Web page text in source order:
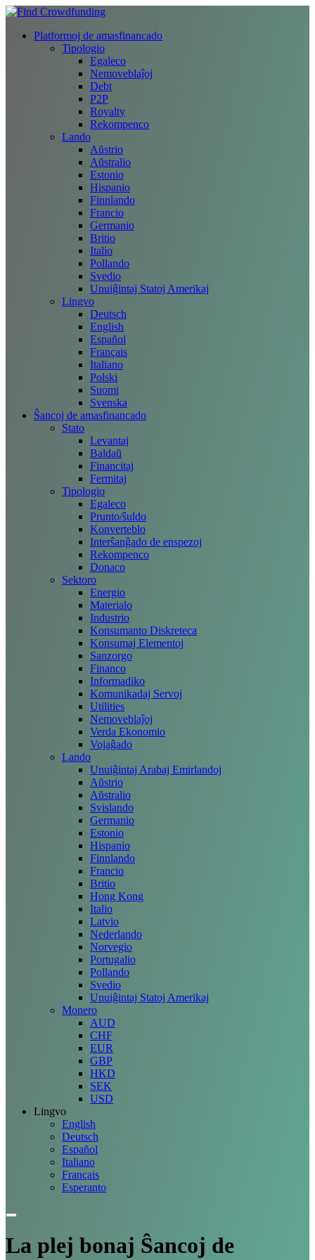
Platformoj de amasfinancado
Tipologio
Egaleco
Nemoveblaĵoj
Debt
P2P
Royalty
Rekompenco
Lando
Aŭstrio
Aŭstralio
Estonio
Hispanio
Finnlando
Francio
Germanio
Britio
Italio
Pollando
Svedio
Unuiĝintaj Statoj Amerikaj
Lingvo
Deutsch
English
Español
Français
Italiano
Polski
Suomi
Svenska
Ŝancoj de amasfinancado
Stato
Levantaj
Baldaŭ
Financitaj
Fermitaj
Tipologio
Egaleco
Prunto/ŝuldo
Konverteblo
Interŝanĝado de enspezoj
Rekompenco
Donaco
Sektoro
Energio
Materialo
Industrio
Konsumanto Diskreteca
Konsumaj Elementoj
Sanzorgo
Financo
Informadiko
Komunikadaj Servoj
Utilities
Nemoveblaĵoj
Verda Ekonomio
Vojaĝado
Lando
Unuiĝintaj Arabaj Emirlandoj
Aŭstrio
Aŭstralio
Svislando
Germanio
Estonio
Hispanio
Finnlando
Francio
Britio
Hong Kong
Italio
Latvio
Nederlando
Norvegio
Portugalio
Pollando
Svedio
Unuiĝintaj Statoj Amerikaj
Monero
AUD
CHF
EUR
GBP
HKD
SEK
USD
Lingvo
English
Deutsch
Español
Italiano
Français
Esperanto
La plej bonaj Ŝancoj de